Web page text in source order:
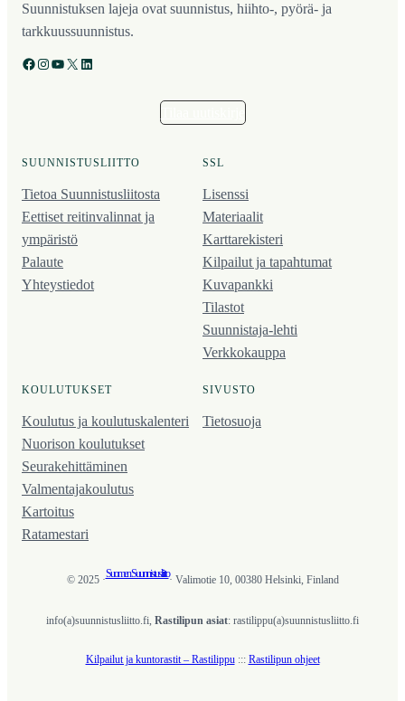
Suunnistuksen lajeja ovat suunnistus, hiihto-, pyörä- ja
tarkkuussuunnistus.
Facebook Instagram YouTube X LinkedIn
SUUNNISTUSLIITTO
Tietoa Suunnistusliitosta
Eettiset reitinvalinnat ja
ympäristö
Palaute
Yhteystiedot
SSL
Lisenssi
Materiaalit
Karttarekisteri
Kilpailut ja tapahtumat
Kuvapankki
Tilastot
Suunnistaja-lehti
Verkkokauppa
KOULUTUKSET
Koulutus ja koulutus­kalenteri
Nuorison koulutukset
Seura­kehittäminen
Valmentaja­koulutus
Kartoitus
Ratamestari
SIVUSTO
Tietosuoja
© 2025 ·
Suomen Suunnistusliitto
· Valimotie 10, 00380 Helsinki, Finland
info(a)suunnistusliitto.fi, Rastilipun asiat: rastilippu(a)suunnistusliitto.fi
Kilpailut ja kuntorastit – Rastilippu::: Rastilipun ohjeet